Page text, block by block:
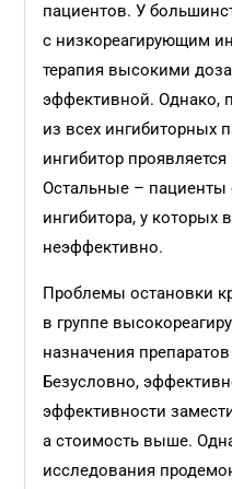
пациентов. У
с низкореагирующим
терапия высокими
эффективной. Однако,
из всех ингибиторных
ингибитор
Остальные –
ингибитора, у которых
неэффективно.
Проблемы остановки
в группе
назначения
Безусловно,
эффективности
а стоимость выше.
исследования